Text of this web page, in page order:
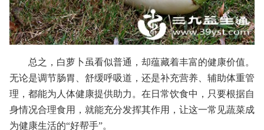
总之，白萝卜虽看似普通，却蕴藏着丰富的健康价值。
无论是调节肠胃、舒缓呼吸道，还是补充营养、辅助体重管
理，都能为人体健康提供助力。在日常饮食中，只要根据自
身情况合理食用，就能充分发挥其作用，让这一常见蔬菜成
为健康生活的“好帮手”。